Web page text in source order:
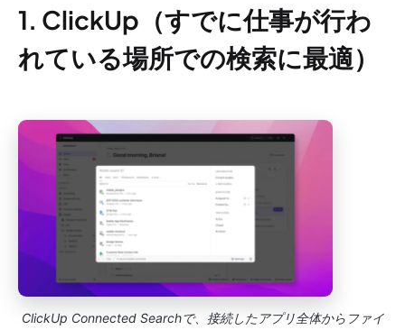
1. ClickUp（すでに仕事が行わ
れている場所での検索に最適）
ClickUp Connected Searchで、接続したアプリ全体からファイ